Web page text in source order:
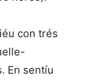
con trés
En sentíu